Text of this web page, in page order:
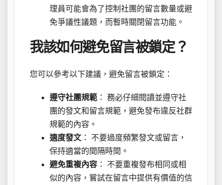
理員可能會為了控制社團的留言數量或避
免爭議性議題，而暫時關閉留言功能。
我該如何避免留言被鎖定？
您可以參考以下建議，避免留言被鎖定：
遵守社團規範 ： 務必仔細閱讀並遵守社
團的發文和留言規範，避免發布違反社群
規範的內容。
適度發文 ： 不要過度頻繁發文或留言，
保持適當的間隔時間。
避免重複內容 ： 不要重複發布相同或相
似的內容，嘗試在留言中提供有價值的信